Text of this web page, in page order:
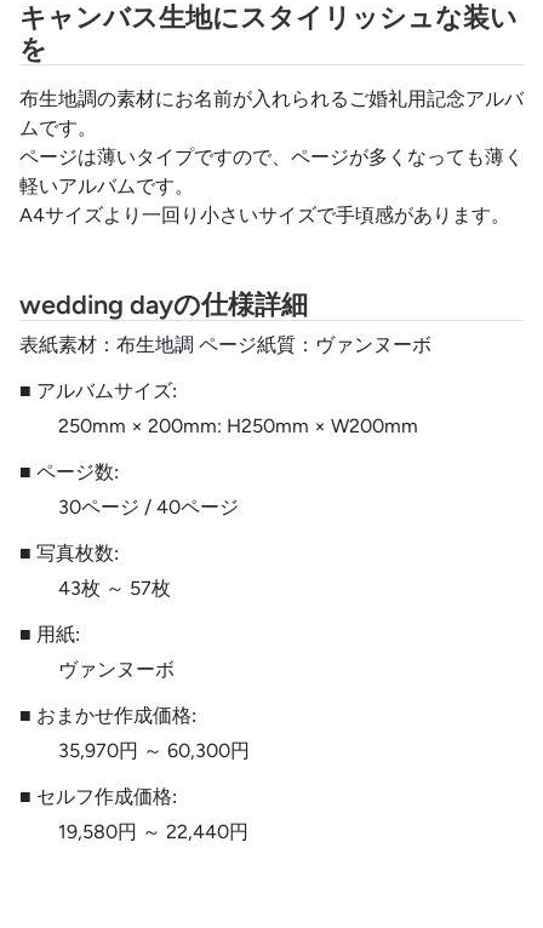
キャンバス生地にスタイリッシュな装い
を
布生地調の素材にお名前が入れられるご婚礼用記念アルバ
ムです。
ページは薄いタイプですので、ページが多くなっても薄く
軽いアルバムです。
A4サイズより一回り小さいサイズで手頃感があります。
wedding dayの仕様詳細
表紙素材：布生地調 ページ紙質：ヴァンヌーボ
■ アルバムサイズ:
250mm × 200mm: H250mm × W200mm
■ ページ数:
30ページ / 40ページ
■ 写真枚数:
43枚 ～ 57枚
■ 用紙:
ヴァンヌーボ
■ おまかせ作成価格:
35,970円 ～ 60,300円
■ セルフ作成価格:
19,580円 ～ 22,440円